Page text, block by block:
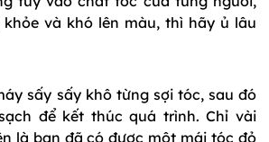
và khó lên màu, thì hãy ủ lâu
sấy sấy khô từng sợi tóc, sau đó
để kết thúc quá trình. Chỉ vài
là bạn đã có được một mái tóc đỏ